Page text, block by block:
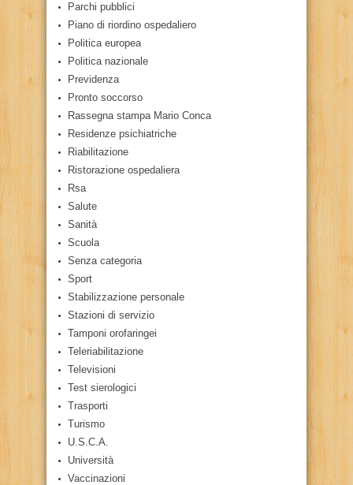
Parchi pubblici
Piano di riordino ospedaliero
Politica europea
Politica nazionale
Previdenza
Pronto soccorso
Rassegna stampa Mario Conca
Residenze psichiatriche
Riabilitazione
Ristorazione ospedaliera
Rsa
Salute
Sanità
Scuola
Senza categoria
Sport
Stabilizzazione personale
Stazioni di servizio
Tamponi orofaringei
Teleriabilitazione
Televisioni
Test sierologici
Trasporti
Turismo
U.S.C.A.
Università
Vaccinazioni